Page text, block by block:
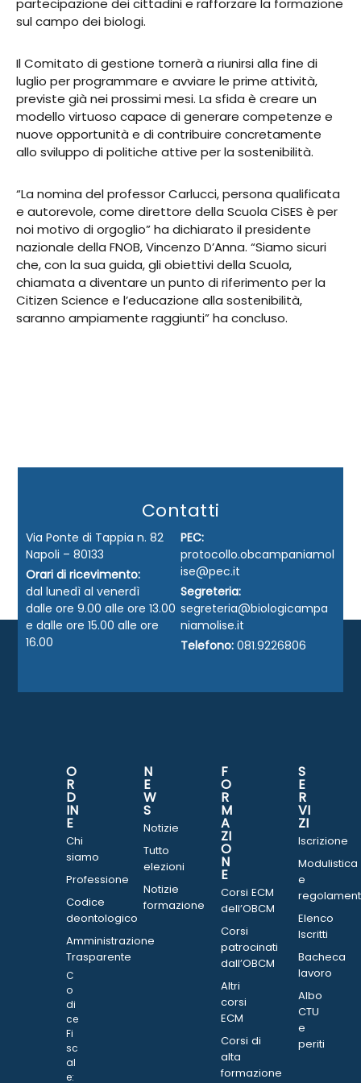
partecipazione dei cittadini e rafforzare la formazione
sul campo dei biologi.
Il Comitato di gestione tornerà a riunirsi alla fine di
luglio per programmare e avviare le prime attività,
previste già nei prossimi mesi. La sfida è creare un
modello virtuoso capace di generare competenze e
nuove opportunità e di contribuire concretamente
allo sviluppo di politiche attive per la sostenibilità.
“La nomina del professor Carlucci, persona qualificata
e autorevole, come direttore della Scuola CiSES è per
noi motivo di orgoglio” ha dichiarato il presidente
nazionale della FNOB, Vincenzo D’Anna. “Siamo sicuri
che, con la sua guida, gli obiettivi della Scuola,
chiamata a diventare un punto di riferimento per la
Citizen Science e l’educazione alla sostenibilità,
saranno ampiamente raggiunti” ha concluso.
Contatti
Via Ponte di Tappia n. 82
Napoli – 80133
Orari di ricevimento:
dal lunedì al venerdì
dalle ore 9.00 alle ore 13.00
e dalle ore 15.00 alle ore
16.00
PEC:
protocollo.obcampaniamol
ise@pec.it
Segreteria:
segreteria@biologicampa
niamolise.it
Telefono: 081.9226806
O
R
D
IN
E
Chi
siamo
Professione
Codice
deontologico
Amministrazione
Trasparente
C
o
di
ce
Fi
sc
al
e:
N
E
W
S
Notizie
Tutto
elezioni
Notizie
formazione
F
O
R
M
A
ZI
O
N
E
Corsi ECM
dell’OBCM
Corsi
patrocinati
dall’OBCM
Altri
corsi
ECM
Corsi di
alta
formazione
S
E
R
VI
ZI
Iscrizione
Modulistica
e
Elenco
Iscritti
Bacheca
lavoro
Albo
CTU
e
periti